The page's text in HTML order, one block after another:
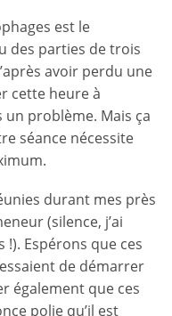
est le
des parties de trois
avoir perdu une
cette heure à
un problème. Mais ça
séance nécessite
durant mes près
(silence, j’ai
Espérons que ces
de démarrer
également que ces
polie qu’il est